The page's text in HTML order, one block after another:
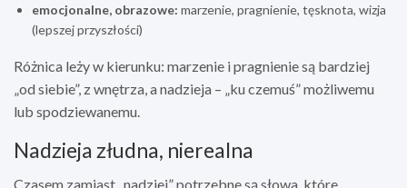
emocjonalne, obrazowe: marzenie, pragnienie, tęsknota, wizja
(lepszej przyszłości)
Różnica leży w kierunku: marzenie i pragnienie są bardziej
„od siebie”, z wnętrza, a nadzieja – „ku czemuś” możliwemu
lub spodziewanemu.
Nadzieja złudna, nierealna
Czasem zamiast „nadziei” potrzebne są słowa, które